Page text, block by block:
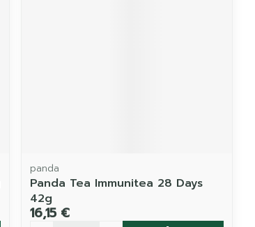
panda
Panda Tea Immunitea 28 Days
42g
16,15 €